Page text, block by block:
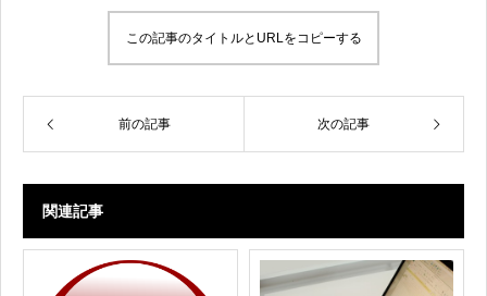
この記事のタイトルとURLをコピーする
前の記事 次の記事
関連記事